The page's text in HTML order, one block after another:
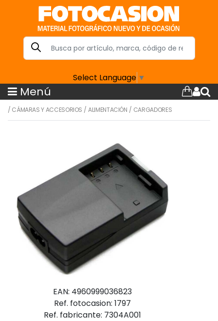
Select Language ▼
Menú
/ CÁMARAS Y ACCESORIOS /ALIMENTACIÓN / CARGADORES
EAN: 4960999036823
Ref. fotocasion: 1797
Ref. fabricante: 7304A001